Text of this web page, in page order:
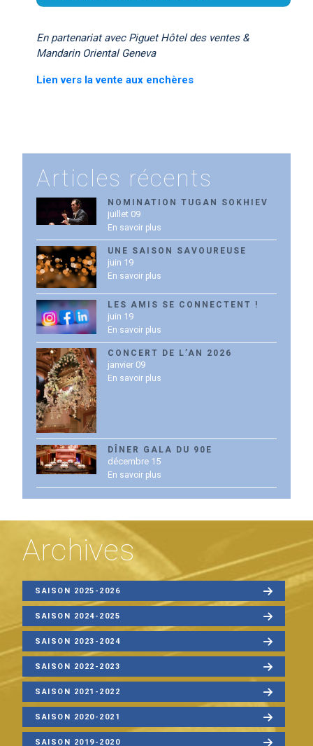
En partenariat avec Piguet Hôtel des ventes &
Mandarin Oriental Geneva
Lien vers la vente aux enchères
Articles récents
NOMINATION TUGAN SOKHIEV
juillet 09
En savoir plus
UNE SAISON SAVOUREUSE
juin 19
En savoir plus
LES AMIS SE CONNECTENT !
juin 19
En savoir plus
CONCERT DE L’AN 2026
janvier 09
En savoir plus
DÎNER GALA DU 90E
décembre 15
En savoir plus
Archives
SAISON 2025-2026
SAISON 2024-2025
SAISON 2023-2024
SAISON 2022-2023
SAISON 2021-2022
SAISON 2020-2021
SAISON 2019-2020